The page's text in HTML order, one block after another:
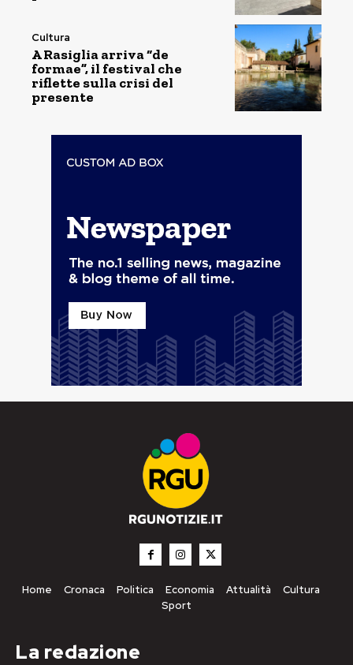
Cultura
A Rasiglia arriva “de
formae”, il festival che
riflette sulla crisi del
presente
Home Cronaca Politica Economia Attualità
Cultura
Sport
La redazione